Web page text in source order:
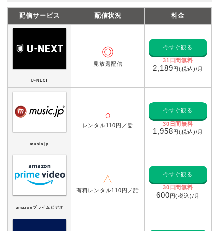
配信サービス 配信状況 料金
U-NEXT
◎
見放題配信
今すぐ観る
31日間無料
2,189円(税込)/月
music.jp
○
レンタル110円／話
今すぐ観る
30日間無料
1,958円(税込)/月
amazonプライムビデオ
△
有料レンタル110円／話
今すぐ観る
30日間無料
600円(税込)/月